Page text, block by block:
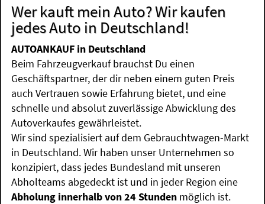
Wer kauft mein Auto? Wir kaufen
jedes Auto in Deutschland!
AUTOANKAUF in Deutschland
Beim Fahrzeugverkauf brauchst Du einen
Geschäftspartner, der dir neben einem guten Preis
auch Vertrauen sowie Erfahrung bietet, und eine
schnelle und absolut zuverlässige Abwicklung des
Autoverkaufes gewährleistet.
Wir sind spezialisiert auf dem Gebrauchtwagen-Markt
in Deutschland. Wir haben unser Unternehmen so
konzipiert, dass jedes Bundesland mit unseren
Abholteams abgedeckt ist und in jeder Region eine
Abholung innerhalb von 24 Stunden möglich ist.